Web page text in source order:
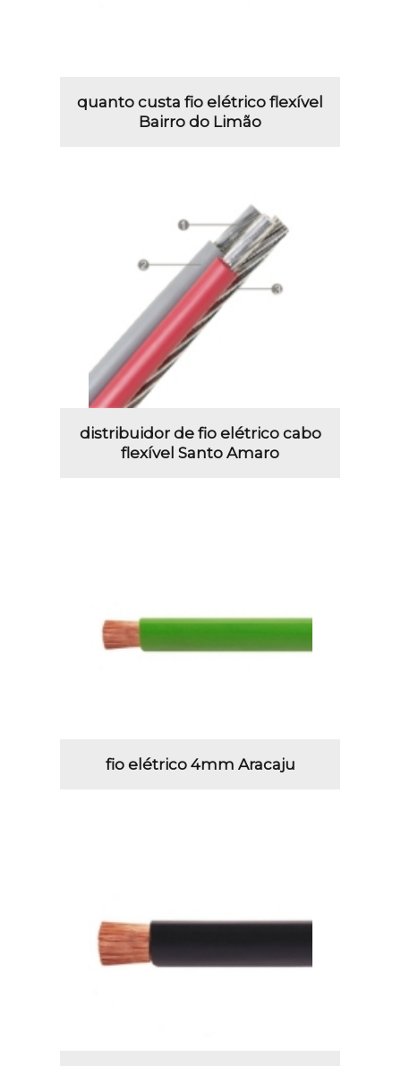
quanto custa fio elétrico flexível
Bairro do Limão
distribuidor de fio elétrico cabo
flexível Santo Amaro
fio elétrico 4mm Aracaju